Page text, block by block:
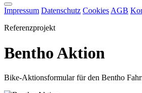
Impressum Datenschutz Cookies AGB
Referenzprojekt
Bentho Aktion
Bike-Aktionsformular für den Bentho